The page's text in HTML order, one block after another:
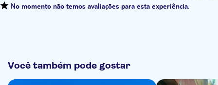
No momento não temos avaliações para esta experiência.
Você também pode gostar